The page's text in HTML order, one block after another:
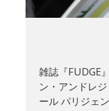
雑誌『FUDGE
ン・アンドレ
ール パリジェ